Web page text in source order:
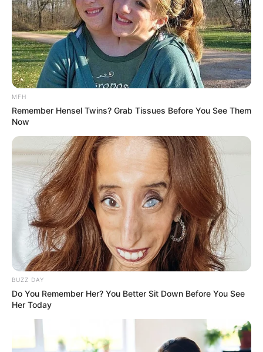
Δευτέρα, 3 Οκτωβρίου 2022, 12:38
Η Ρωσία κινητοποίησε το πυρηνικό...
ΕΠΙΚΟΙΝΩΝΙΑ ΑΝΩΘΕΝ. ΠΩΣ
ΑΡΧΑΡΙΟΥΣ ΑΛΛΑ ΚΑΙ
ΣΥΜΒΟΥΛΕΣ ΓΙΑ
ΠΡΟΧΩΡΗΜΕΝΟΥΣ.
σύμφωνα με...
Η Moderna μηνύει τους
αντιπάλους της της Big
Pharma για τις
πατέντες εμβολίων
Η omertà της Covid
MFH
Remember Hensel Twins? Grab Tissues Before You See Them
Now
BUZZ DAY
Do You Remember Her? You Better Sit Down Before You See
Her Today